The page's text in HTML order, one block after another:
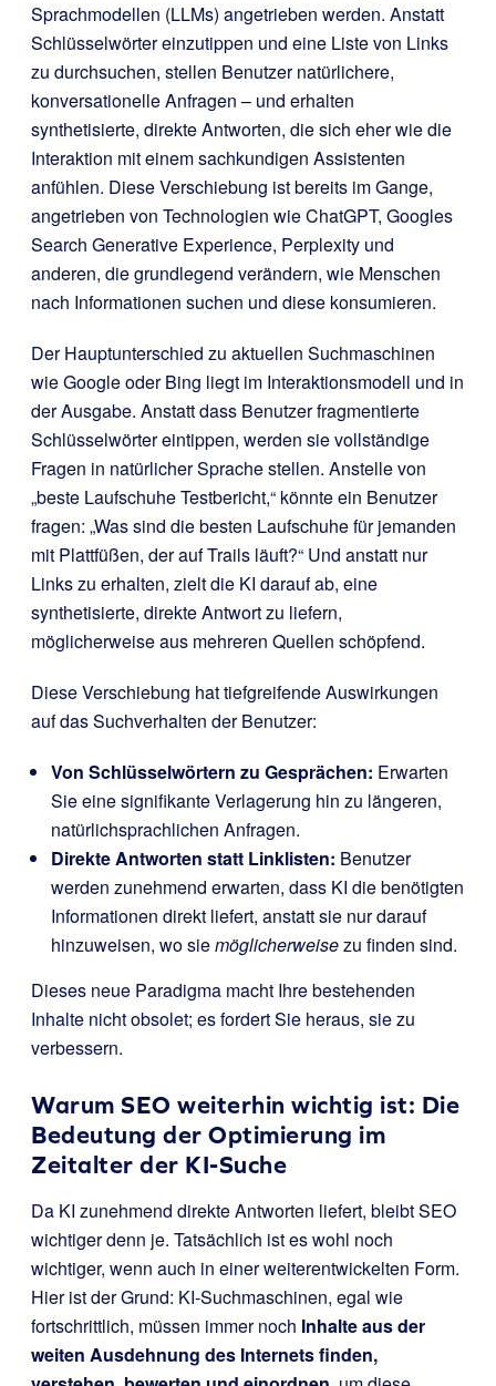
Sprachmodellen (LLMs) angetrieben werden. Anstatt
Schlüsselwörter einzutippen und eine Liste von Links
zu durchsuchen, stellen Benutzer natürlichere,
konversationelle Anfragen – und erhalten
synthetisierte, direkte Antworten, die sich eher wie die
Interaktion mit einem sachkundigen Assistenten
anfühlen. Diese Verschiebung ist bereits im Gange,
angetrieben von Technologien wie ChatGPT, Googles
Search Generative Experience, Perplexity und
anderen, die grundlegend verändern, wie Menschen
nach Informationen suchen und diese konsumieren.
Der Hauptunterschied zu aktuellen Suchmaschinen
wie Google oder Bing liegt im Interaktionsmodell und in
der Ausgabe. Anstatt dass Benutzer fragmentierte
Schlüsselwörter eintippen, werden sie vollständige
Fragen in natürlicher Sprache stellen. Anstelle von
„beste Laufschuhe Testbericht,“ könnte ein Benutzer
fragen: „Was sind die besten Laufschuhe für jemanden
mit Plattfüßen, der auf Trails läuft?“ Und anstatt nur
Links zu erhalten, zielt die KI darauf ab, eine
synthetisierte, direkte Antwort zu liefern,
möglicherweise aus mehreren Quellen schöpfend.
Diese Verschiebung hat tiefgreifende Auswirkungen
auf das Suchverhalten der Benutzer:
Von Schlüsselwörtern zu Gesprächen: Erwarten
Sie eine signifikante Verlagerung hin zu längeren,
natürlichsprachlichen Anfragen.
Direkte Antworten statt Linklisten: Benutzer
werden zunehmend erwarten, dass KI die benötigten
Informationen direkt liefert, anstatt sie nur darauf
hinzuweisen, wo siemöglicherweisezu finden sind.
Dieses neue Paradigma macht Ihre bestehenden
Inhalte nicht obsolet; es fordert Sie heraus, sie zu
verbessern.
Warum SEO weiterhin wichtig ist: Die
Bedeutung der Optimierung im
Zeitalter der KI-Suche
Da KI zunehmend direkte Antworten liefert, bleibt SEO
wichtiger denn je. Tatsächlich ist es wohl noch
wichtiger, wenn auch in einer weiterentwickelten Form.
Hier ist der Grund: KI-Suchmaschinen, egal wie
fortschrittlich, müssen immer noch Inhalte aus der
weiten Ausdehnung des Internets finden,